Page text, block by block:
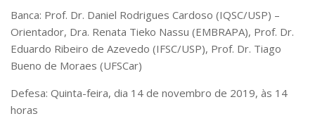
Pós-doutorado
Iniciação Científica
Transferência de Tecnologia
Empresas Juniores
Banca: Prof. Dr. Daniel Rodrigues Cardoso (IQSC/USP) –
Orientador, Dra. Renata Tieko Nassu (EMBRAPA), Prof. Dr.
Eduardo Ribeiro de Azevedo (IFSC/USP), Prof. Dr. Tiago
Bueno de Moraes (UFSCar)
Defesa: Quinta-feira, dia 14 de novembro de 2019, às 14
horas